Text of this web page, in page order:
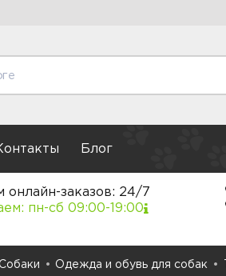
Блог
онлайн-заказов: 24/7
пн-сб 09:00-19:00
Одежда и обувь для собак